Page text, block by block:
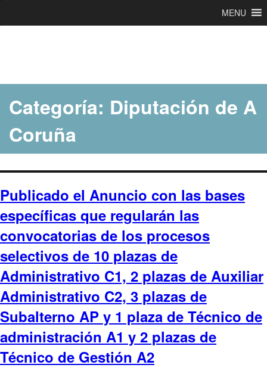
contenido
MENU
Categoría: Diputación de A
Coruña
Publicado el Anuncio con las bases
específicas que regularán las
convocatorias de los procesos
selectivos de 10 plazas de
Administrativo C1, 2 plazas de Auxiliar
Administrativo C2, 3 plazas de
Subalterno AP y 1 plaza de Técnico de
administración A1 y 2 plazas de
Técnico de Gestión A2